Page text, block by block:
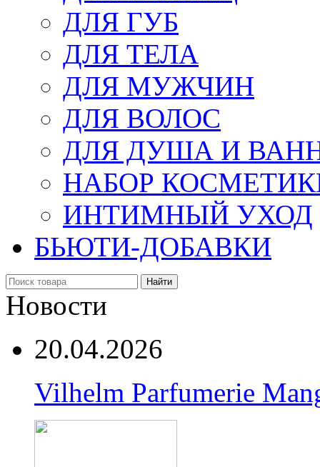
ДЛЯ ГУБ
ДЛЯ ТЕЛА
ДЛЯ МУЖЧИН
ДЛЯ ВОЛОС
ДЛЯ ДУША И
НАБОР
ИНТИМНЫЙ УХОД
БЬЮТИ-ДОБАВКИ
Найти
Новости
20.04.2026
Vilhelm Parfumerie